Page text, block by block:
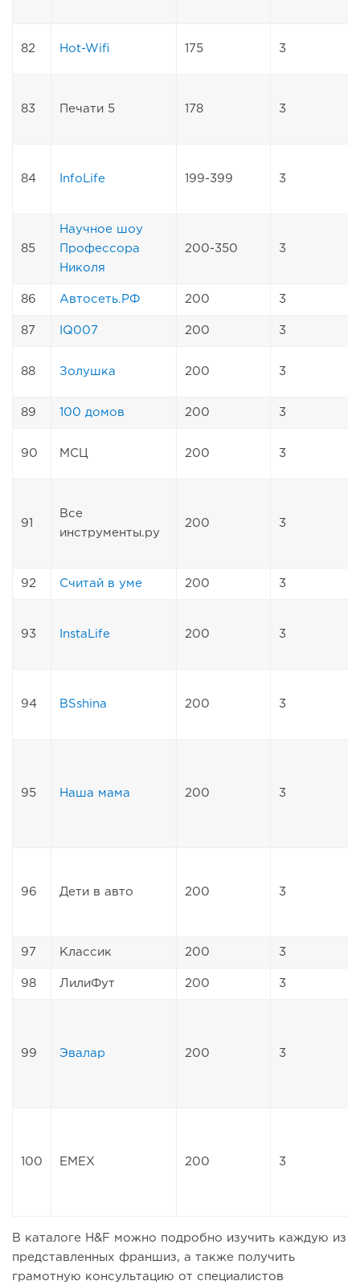
82 Hot-Wifi 175 3
83 Печати 5 178 3
84 InfoLife 199-399 3
85
Научное шоу
Профессора
Николя
200-350 3
86 Автосеть.РФ 200 3
87 IQ007 200 3
88 Золушка 200 3
89 100 домов 200 3
90 МСЦ 200 3
91
Все
инструменты.ру
200 3
92 Считай в уме 200 3
93 InstaLife 200 3
94 BSshina 200 3
95 Наша мама 200 3
96 Дети в авто 200 3
97 Классик 200 3
98 ЛилиФут 200 3
99 Эвалар 200 3
100 EMEX 200 3
В каталоге H&F можно подробно изучить каждую из
представленных франшиз, а также получить
грамотную консультацию от специалистов